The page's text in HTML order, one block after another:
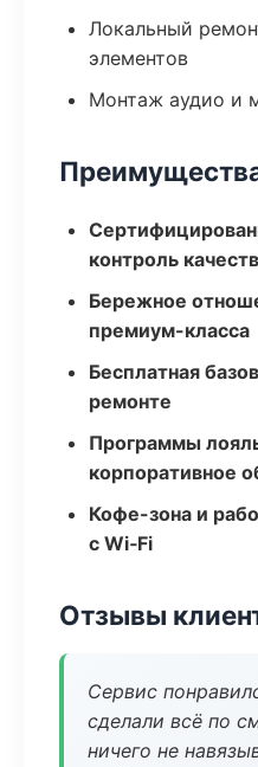
Локальный
элементов
Монтаж аудио и
контроль
Бережное
премиум-класса
Бесплатная
ремонте
Программы
корпоративное
Кофе-зона и
с Wi‑Fi
Отзывы
Сервис
сделали всё по
ничего не